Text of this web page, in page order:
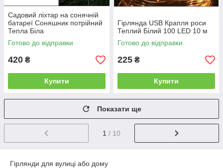
Садовий ліхтар на сонячній
батареї Соняшник потрійний
Тепла Біла
Готово до відправки
420 ₴
Купити
Гірлянда USB Крапля роси
Теплий Білий 100 LED 10 м
Готово до відправки
225 ₴
Купити
Показати ще
1 / 10
Гірлянди для вулиці або дому